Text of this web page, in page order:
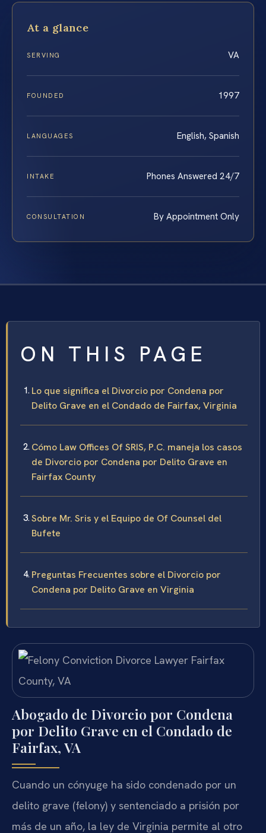
At a glance
SERVING VA
FOUNDED 1997
LANGUAGES English, Spanish
INTAKE Phones Answered 24/7
CONSULTATION By Appointment Only
ON THIS PAGE
Lo que significa el Divorcio por Condena por
Delito Grave en el Condado de Fairfax, Virginia
Cómo Law Offices Of SRIS, P.C. maneja los casos
de Divorcio por Condena por Delito Grave en
Fairfax County
Sobre Mr. Sris y el Equipo de Of Counsel del
Bufete
Preguntas Frecuentes sobre el Divorcio por
Condena por Delito Grave en Virginia
Abogado de Divorcio por Condena
por Delito Grave en el Condado de
Fairfax, VA
Cuando un cónyuge ha sido condenado por un
delito grave (felony) y sentenciado a prisión por
más de un año, la ley de Virginia permite al otro